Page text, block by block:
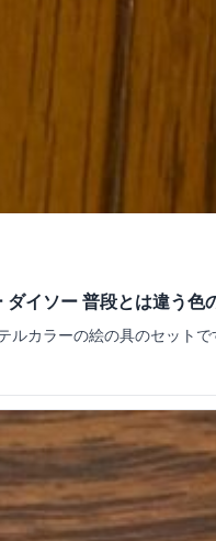
ダイソー 普段とは違う色
ルカラーの絵の具のセット